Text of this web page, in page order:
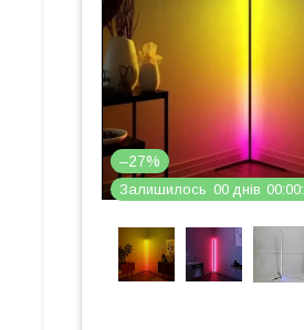
–27%
Залишилось 00 днів 00 00